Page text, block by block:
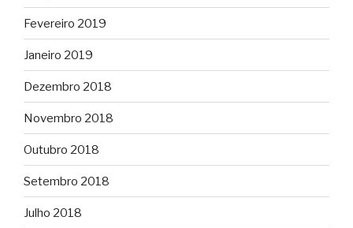
Fevereiro 2019
Janeiro 2019
Dezembro 2018
Novembro 2018
Outubro 2018
Setembro 2018
Julho 2018